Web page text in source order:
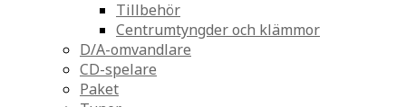
Tillbehör
Centrumtyngder och klämmor
D/A-omvandlare
CD-spelare
Paket